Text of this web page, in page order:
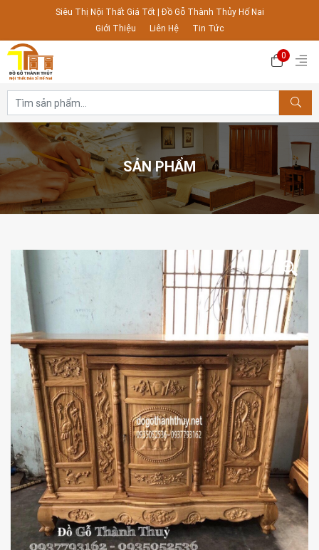
Siêu Thị Nội Thất Giá Tốt | Đồ Gỗ Thành Thủy Hố Nai
Giới Thiệu
Liên Hệ Tin Tức
0
SẢN PHẨM